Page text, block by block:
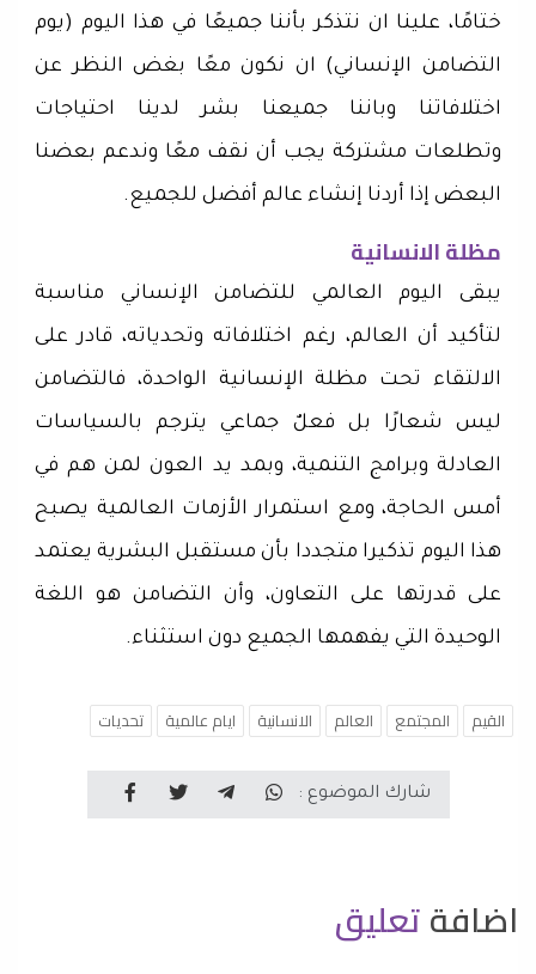
ختامًا، علينا ان نتذكر بأننا جميعًا في هذا اليوم (يوم
التضامن الإنساني) ان نكون معًا بغض النظر عن
اختلافاتنا وباننا جميعنا بشر لدينا احتياجات
وتطلعات مشتركة يجب أن نقف معًا وندعم بعضنا
البعض إذا أردنا إنشاء عالم أفضل للجميع.
مظلة الانسانية
يبقى اليوم العالمي للتضامن الإنساني مناسبة
لتأكيد أن العالم، رغم اختلافاته وتحدياته، قادر على
الالتقاء تحت مظلة الإنسانية الواحدة، فالتضامن
ليس شعارًا بل فعلٌ جماعي يترجم بالسياسات
العادلة وبرامج التنمية، وبمد يد العون لمن هم في
أمس الحاجة، ومع استمرار الأزمات العالمية يصبح
هذا اليوم تذكيرا متجددا بأن مستقبل البشرية يعتمد
على قدرتها على التعاون، وأن التضامن هو اللغة
الوحيدة التي يفهمها الجميع دون استثناء.
القيم المجتمع العالم الانسانية ايام عالمية تحديات
شارك الموضوع :
اضافةتعليق